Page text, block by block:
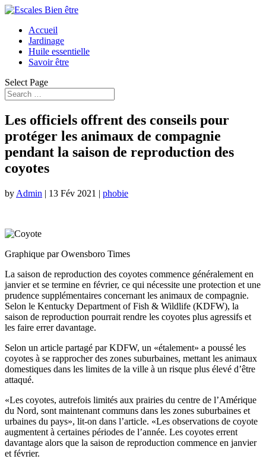
Accueil
Jardinage
Huile essentielle
Savoir être
Select Page
Les officiels offrent des conseils pour
protéger les animaux de compagnie
pendant la saison de reproduction des
coyotes
by Admin | 13 Fév 2021 | phobie
Graphique par Owensboro Times
La saison de reproduction des coyotes commence généralement en
janvier et se termine en février, ce qui nécessite une protection et une
prudence supplémentaires concernant les animaux de compagnie.
Selon le Kentucky Department of Fish & Wildlife (KDFW), la
saison de reproduction pourrait rendre les coyotes plus agressifs et
les faire errer davantage.
Selon un article partagé par KDFW, un «étalement» a poussé les
coyotes à se rapprocher des zones suburbaines, mettant les animaux
domestiques dans les limites de la ville à un risque plus élevé d’être
attaqué.
«Les coyotes, autrefois limités aux prairies du centre de l’Amérique
du Nord, sont maintenant communs dans les zones suburbaines et
urbaines du pays», lit-on dans l’article. «Les observations de coyote
augmentent à certaines périodes de l’année. Les coyotes errent
davantage alors que la saison de reproduction commence en janvier
et février.